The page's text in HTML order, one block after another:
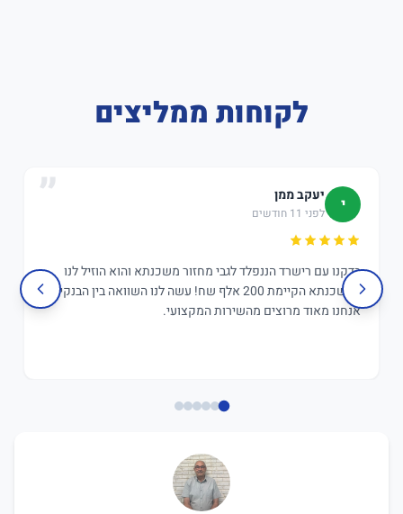
לקוחות ממליצים
י יעקב ממן
לפני 11 חודשים
בדקנו עם רישרד הננפלד לגבי מחזור משכנתא והוא הוזיל לנו
במשכנתא הקיימת 200 אלף שח! עשה לנו השוואה בין הבנקים,
אנחנו מאוד מרוצים מהשירות המקצועי.